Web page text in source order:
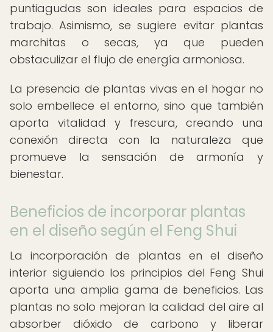
puntiagudas son ideales para espacios de
trabajo. Asimismo, se sugiere evitar plantas
marchitas o secas, ya que pueden
obstaculizar el flujo de energía armoniosa.
La presencia de plantas vivas en el hogar no
solo embellece el entorno, sino que también
aporta vitalidad y frescura, creando una
conexión directa con la naturaleza que
promueve la sensación de armonía y
bienestar.
Beneficios de incorporar plantas
en el diseño según el Feng Shui
La incorporación de plantas en el diseño
interior siguiendo los principios del Feng Shui
aporta una amplia gama de beneficios. Las
plantas no solo mejoran la calidad del aire al
absorber dióxido de carbono y liberar